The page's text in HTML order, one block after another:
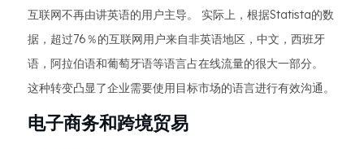
互联网不再由讲英语的用户主导。 实际上，根据Statista的数
据，超过76％的互联网用户来自非英语地区，中文，西班牙
语，阿拉伯语和葡萄牙语等语言占在线流量的很大一部分。
这种转变凸显了企业需要使用目标市场的语言进行有效沟通。
电子商务和跨境贸易